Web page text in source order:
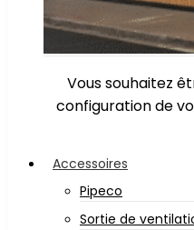
Vous souhaitez
configuration de
Accessoires
Pipeco
Sortie de